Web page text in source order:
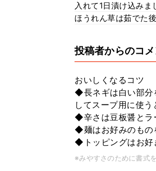
入れて1日漬け込み
ほうれん草は茹でた
投稿者からのコメ
おいしくなるコツ
◆長ネギは白い部分
してスープ用に使う
◆辛さは豆板醤と
◆麺はお好みのもの
◆トッピングはお好
※みやすさのために書式